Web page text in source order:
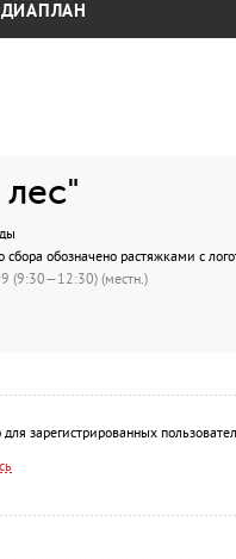
сбора обозначено растяжками с
(9:30—12:30) (местн.)
зарегистрированных